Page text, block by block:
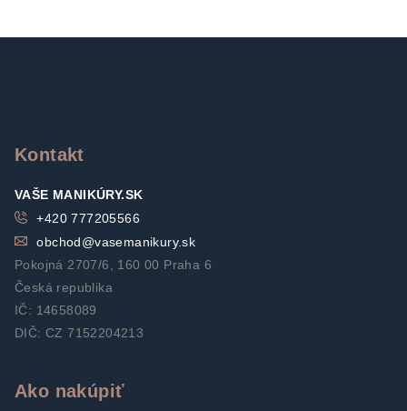
Kontakt
VAŠE MANIKÚRY.SK
+420 777205566
obchod@vasemanikury.sk
Pokojná 2707/6, 160 00 Praha 6
Česká republika
IČ: 14658089
DIČ: CZ 7152204213
Ako nakúpiť